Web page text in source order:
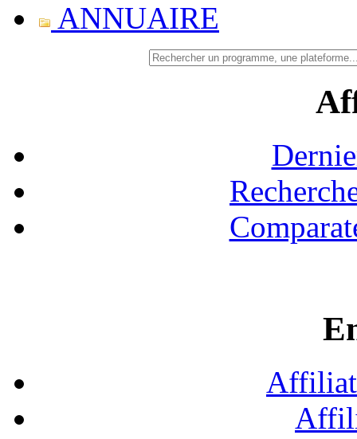
ANNUAIRE